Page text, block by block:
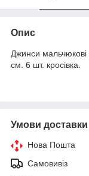
Опис
Джинси мальчюкові
см. 6 шт. кросівка.
Умови доставки
Нова Пошта
Самовивіз